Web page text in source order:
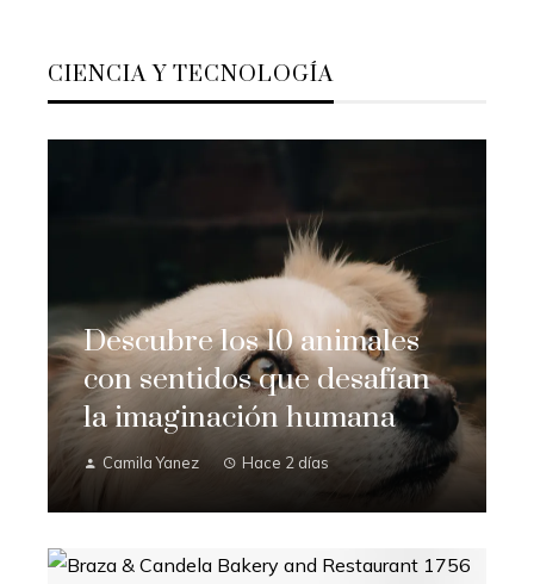
CIENCIA Y TECNOLOGÍA
Descubre los 10 animales
con sentidos que desafían
la imaginación humana
Camila Yanez Hace 2 días